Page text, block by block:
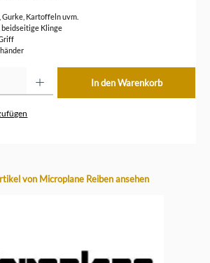
Kartoffeln uvm.
Klinge
In den Warenkorb
von Microplane Reiben ansehen